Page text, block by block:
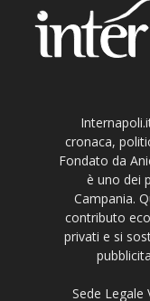
cronaca,
Fondato da
è uno dei
Campania.
contributo
privati e si
Sede Legale